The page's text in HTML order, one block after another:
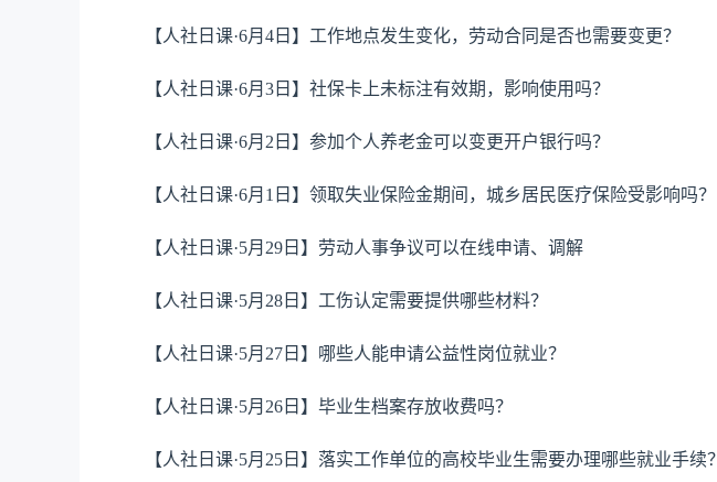
【人社日课·6月4日】工作地点发生变化，劳动合同是否也需要变更？
【人社日课·6月3日】社保卡上未标注有效期，影响使用吗？
【人社日课·6月2日】参加个人养老金可以变更开户银行吗？
【人社日课·6月1日】领取失业保险金期间，城乡居民医疗保险受影响吗？
【人社日课·5月29日】劳动人事争议可以在线申请、调解
【人社日课·5月28日】工伤认定需要提供哪些材料？
【人社日课·5月27日】哪些人能申请公益性岗位就业？
【人社日课·5月26日】毕业生档案存放收费吗？
【人社日课·5月25日】落实工作单位的高校毕业生需要办理哪些就业手续？